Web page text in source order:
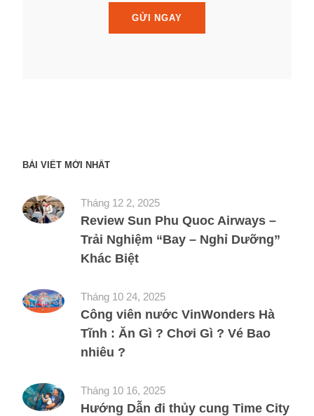
BÀI VIẾT MỚI NHẤT
Tháng 12 2, 2025
Review Sun Phu Quoc Airways –
Trải Nghiệm “Bay – Nghỉ Dưỡng”
Khác Biệt
Tháng 10 24, 2025
Công viên nước VinWonders Hà
Tĩnh : Ăn Gì ? Chơi Gì ? Vé Bao
nhiêu ?
Tháng 10 16, 2025
Hướng Dẫn đi thủy cung Time City